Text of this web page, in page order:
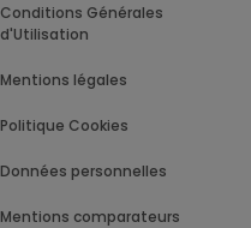
Conditions Générales
d'Utilisation
Mentions légales
Politique Cookies
Données personnelles
Mentions comparateurs